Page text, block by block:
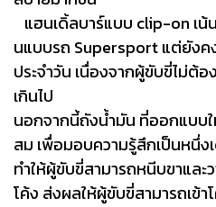
แฮนเดิ้ลบาร์แบบ clip-on เน้
นแบบรถ Supersport แต่ยังค
ประจำวัน เนื่องจากผู้ขับขี่ไม่ต้
เกินไป
นอกจากนี้ถังน้ำมัน ที่ออกแบบใ
สม เพื่อมอบความรู้สึกเป็นหนึ่ง
ทำให้ผู้ขับขี่สามารถหนีบขาและ
โค้ง ส่งผลให้ผู้ขับขี่สามารถเข้